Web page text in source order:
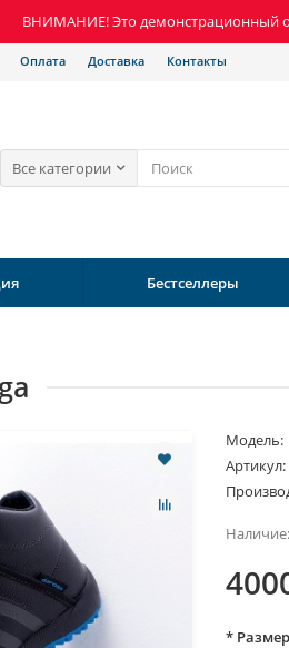
ВНИМАНИЕ! Это демонстрационный
Оплата Доставка Контакты
Все категории
Бестселлеры
Модель:
Артикул:
*